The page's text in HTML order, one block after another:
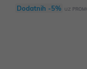
Dodatnih -5% uz